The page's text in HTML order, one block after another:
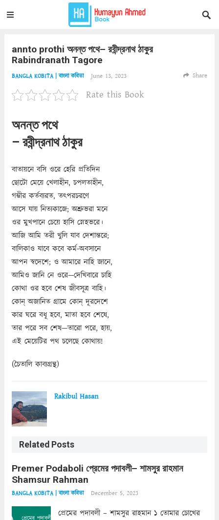
annto prothi অনন্ত পথে– রবীন্দ্রনাথ ঠাকুর
Rabindranath Tagore
BANGLA KOBITA | বাংলা কবিতা June 13, 2023 Share
Rate this Book
অনন্ত পথে
– রবীন্দ্রনাথ ঠাকুর
বাতায়নে বসি ওরে হেরি প্রতিদিন
ছোটো মেয়ে খেলাহীন, চপলতাহীন,
গম্ভীর কর্তব্যরত, তৎপরচরণে
আসে যায় নিত্যকাজে; অশ্রুভরা মনে
ওর মুখপানে চেয়ে হাসি স্নেহভরে।
আজি আমি তরী খুলি যাব দেশান্তরে;
বালিকাও যাবে কবে কর্ম-অবসানে
আপন স্বদেশে; ও আমারে নাহি জানে,
আমিও জানি নে ওরে—দেখিবারে চাহি
কোথা ওর হবে শেষ জীবসূত্র বাহি।
কোন্‌ অজানিত গ্রামে কোন্‌ দূরদেশে
কার ঘরে বধূ হবে, মাতা হবে শেষে,
তার পরে সব শেষ—তারো পরে, হায়,
এই মেয়েটির পথ চলেছে কোথায়!
(চৈতালি কাব্যগ্রন্থ)
Rakibul Hasan
Related Posts
Premer Podaboli প্রেমের পদাবলী– শামসুর রাহমান
Shamsur Rahman
BANGLA KOBITA | বাংলা কবিতা December 5, 2023
প্রেমের পদাবলী – শামসুর রাহমান ১ তোমার চোখের